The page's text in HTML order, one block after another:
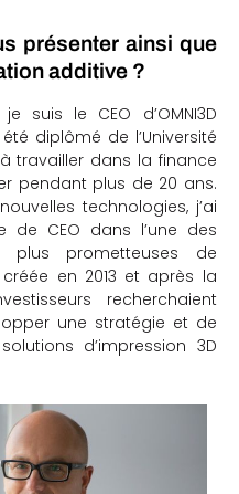
présenter ainsi que
additive ?
suis le CEO d’OMNI3D
diplômé de l’Université
travailler dans la finance
pendant plus de 20 ans.
technologies, j’ai
CEO dans l’une des
plus prometteuses de
créée en 2013 et après la
recherchaient
une stratégie et de
d’impression 3D